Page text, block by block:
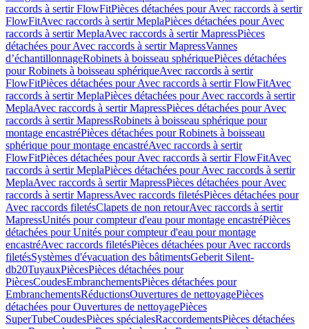
raccords à sertir FlowFitPièces détachées pour Avec raccords à sertir
FlowFitAvec raccords à sertir MeplaPièces détachées pour Avec
raccords à sertir MeplaAvec raccords à sertir MapressPièces
détachées pour Avec raccords à sertir MapressVannes
d’échantillonnageRobinets à boisseau sphériquePièces détachées
pour Robinets à boisseau sphériqueAvec raccords à sertir
FlowFitPièces détachées pour Avec raccords à sertir FlowFitAvec
raccords à sertir MeplaPièces détachées pour Avec raccords à sertir
MeplaAvec raccords à sertir MapressPièces détachées pour Avec
raccords à sertir MapressRobinets à boisseau sphérique pour
montage encastréPièces détachées pour Robinets à boisseau
sphérique pour montage encastréAvec raccords à sertir
FlowFitPièces détachées pour Avec raccords à sertir FlowFitAvec
raccords à sertir MeplaPièces détachées pour Avec raccords à sertir
MeplaAvec raccords à sertir MapressPièces détachées pour Avec
raccords à sertir MapressAvec raccords filetésPièces détachées pour
Avec raccords filetésClapets de non retourAvec raccords à sertir
MapressUnités pour compteur d'eau pour montage encastréPièces
détachées pour Unités pour compteur d'eau pour montage
encastréAvec raccords filetésPièces détachées pour Avec raccords
filetésSystèmes d'évacuation des bâtimentsGeberit Silent-
db20TuyauxPiècesPièces détachées pour
PiècesCoudesEmbranchementsPièces détachées pour
EmbranchementsRéductionsOuvertures de nettoyagePièces
détachées pour Ouvertures de nettoyagePièces
SuperTubeCoudesPièces spécialesRaccordementsPièces détachées